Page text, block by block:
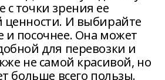
с точки зрения ее
ценности. И выбирайте
и посочнее. Она может
для перевозки и
не самой красивой, но
больше всего пользы.